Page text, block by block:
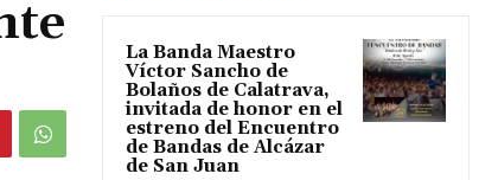
La Banda Maestro
Víctor Sancho de
Bolaños de Calatrava,
invitada de honor en el
estreno del Encuentro
de Bandas de Alcázar
de San Juan